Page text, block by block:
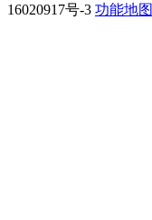
16020917号-3 功能地图